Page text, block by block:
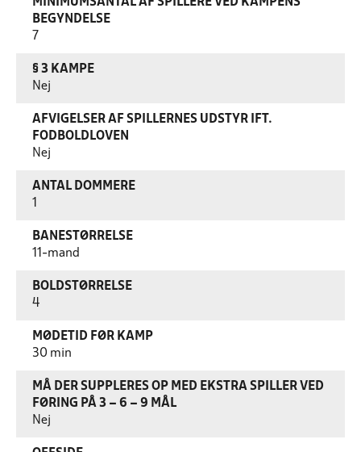
MINIMUMSANTAL AF SPILLERE VED KAMPENS
BEGYNDELSE
7
§ 3 KAMPE
Nej
AFVIGELSER AF SPILLERNES UDSTYR IFT.
FODBOLDLOVEN
Nej
ANTAL DOMMERE
BANESTØRRELSE
11-mand
BOLDSTØRRELSE
4
MØDETID FØR KAMP
30 min
MÅ DER SUPPLERES OP MED EKSTRA SPILLER VED
FØRING PÅ 3 – 6 – 9 MÅL
Nej